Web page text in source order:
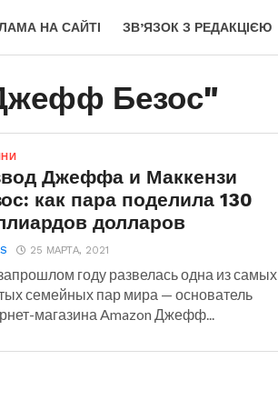
НА САЙТІ ЗВ’ЯЗОК З РЕДАКЦІЄЮ
Безос"
Джеффа и Маккензи
как пара поделила 130
долларов
25 МАРТА, 2021
году развелась одна из самых
семейных пар мира — основатель
магазина Amazon Джефф...